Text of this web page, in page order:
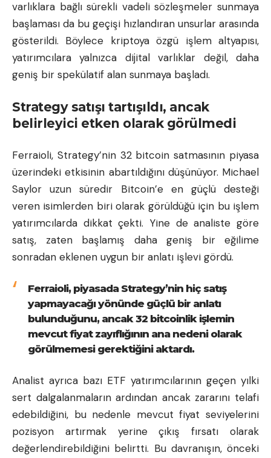
varlıklara bağlı sürekli vadeli sözleşmeler sunmaya
başlaması da bu geçişi hızlandıran unsurlar arasında
gösterildi. Böylece kriptoya özgü işlem altyapısı,
yatırımcılara yalnızca dijital varlıklar değil, daha
geniş bir spekülatif alan sunmaya başladı.
Strategy satışı tartışıldı, ancak
belirleyici etken olarak görülmedi
Ferraioli, Strategy’nin 32 bitcoin satmasının piyasa
üzerindeki etkisinin abartıldığını düşünüyor. Michael
Saylor uzun süredir Bitcoin’e en güçlü desteği
veren isimlerden biri olarak görüldüğü için bu işlem
yatırımcılarda dikkat çekti. Yine de analiste göre
satış, zaten başlamış daha geniş bir eğilime
sonradan eklenen uygun bir anlatı işlevi gördü.
Ferraioli, piyasada Strategy’nin hiç satış
yapmayacağı yönünde güçlü bir anlatı
bulunduğunu, ancak 32 bitcoinlik işlemin
mevcut fiyat zayıflığının ana nedeni olarak
görülmemesi gerektiğini aktardı.
Analist ayrıca bazı ETF yatırımcılarının geçen yılki
sert dalgalanmaların ardından ancak zararını telafi
edebildiğini, bu nedenle mevcut fiyat seviyelerini
pozisyon artırmak yerine çıkış fırsatı olarak
değerlendirebildiğini belirtti. Bu davranışın, önceki